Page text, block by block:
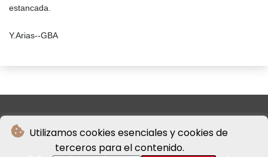
Utilizamos cookies esenciales y cookies de
terceros para el contenido.
estancada.
Y.Arias--GBA